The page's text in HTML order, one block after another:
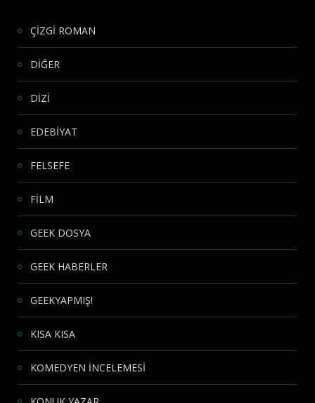
ÇİZGİ ROMAN
DİĞER
DİZİ
EDEBİYAT
FELSEFE
FİLM
GEEK DOSYA
GEEK HABERLER
GEEKYAPMIŞ!
KISA KISA
KOMEDYEN İNCELEMESİ